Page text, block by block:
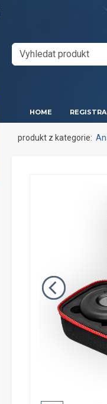
HOME
produkt z kategorie: